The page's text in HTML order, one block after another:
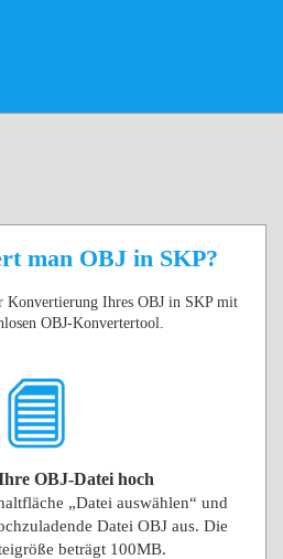
man OBJ in SKP?
Konvertierung Ihres OBJ in SKP mit
OBJ-Konvertertool.
OBJ-Datei hoch
„Datei auswählen“ und
Datei OBJ aus. Die
beträgt 100MB.